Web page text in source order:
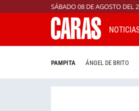
SÁBADO 08 DE AGOSTO DEL
PAMPITA ÁNGEL DE BRITO